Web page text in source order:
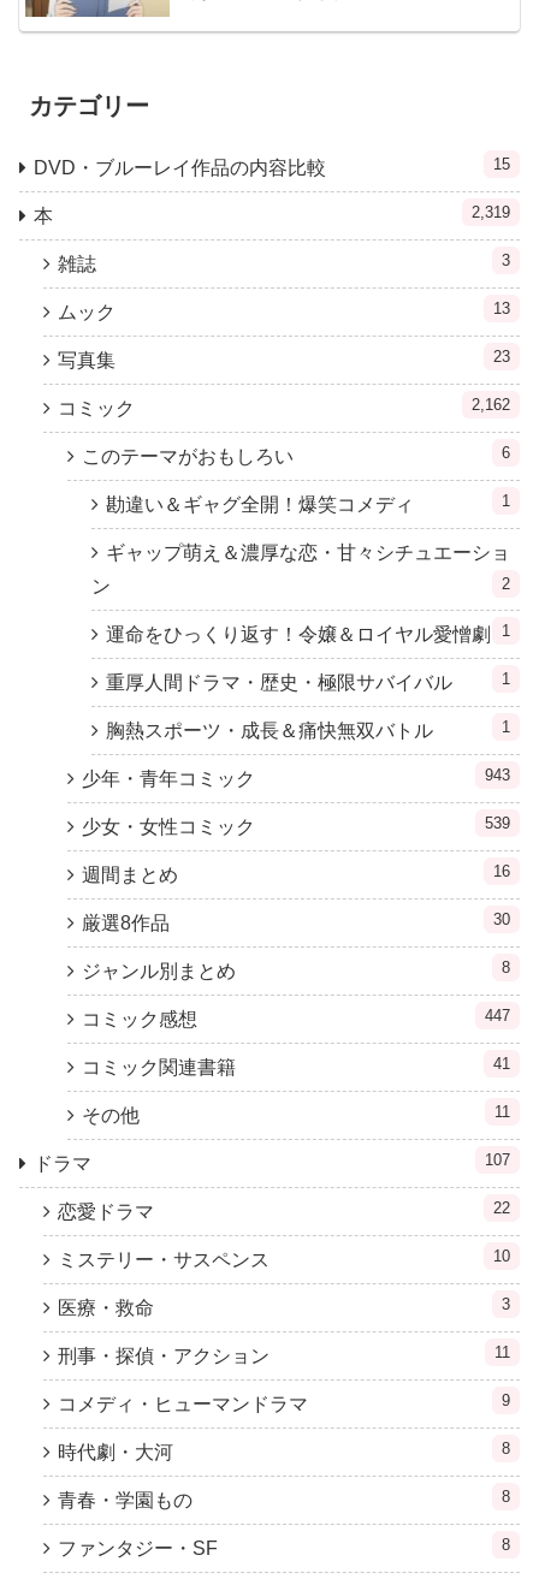
カテゴリー
DVD・ブルーレイ作品の内容比較 15
本 2,319
雑誌 3
ムック 13
写真集 23
コミック 2,162
このテーマがおもしろい 6
勘違い＆ギャグ全開！爆笑コメディ 1
ギャップ萌え＆濃厚な恋・甘々シチュエーショ
ン
2
運命をひっくり返す！令嬢＆ロイヤル愛憎劇 1
重厚人間ドラマ・歴史・極限サバイバル 1
胸熱スポーツ・成長＆痛快無双バトル 1
少年・青年コミック 943
少女・女性コミック 539
週間まとめ 16
厳選8作品 30
ジャンル別まとめ 8
コミック感想 447
コミック関連書籍 41
その他 11
ドラマ 107
恋愛ドラマ 22
ミステリー・サスペンス 10
医療・救命 3
刑事・探偵・アクション 11
コメディ・ヒューマンドラマ 9
時代劇・大河 8
青春・学園もの 8
ファンタジー・SF 8